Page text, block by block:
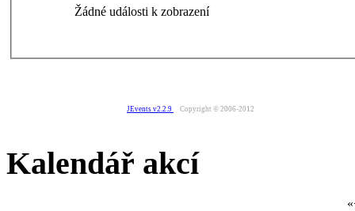
Žádné události k zobrazení
JEvents v2.2.9 Copyright © 2006-2012
Kalendář akcí
«